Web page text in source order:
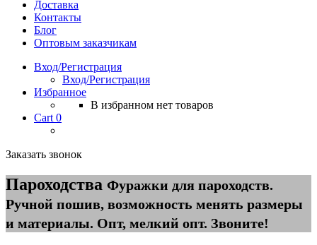
Доставка
Контакты
Блог
Оптовым заказчикам
Вход/Регистрация
Вход/Регистрация
Избранное
В избранном нет товаров
Cart 0
Заказать звонок
Пароходства Фуражки для пароходств.
Ручной пошив, возможность менять размеры
и материалы. Опт, мелкий опт. Звоните!